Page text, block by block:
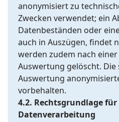
anonymisiert zu
Zwecken verwendet; ein
Datenbeständen oder
auch in Auszügen, findet
werden zudem nach
Auswertung gelöscht. Die
Auswertung
vorbehalten.
4.2. Rechtsgrundlage für
Datenverarbeitung